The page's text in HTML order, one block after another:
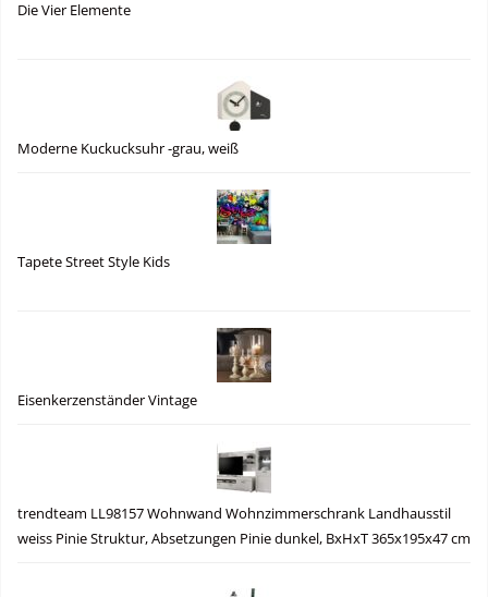
Die Vier Elemente
Moderne Kuckucksuhr -grau, weiß
Tapete Street Style Kids
Eisenkerzenständer Vintage
trendteam LL98157 Wohnwand Wohnzimmerschrank Landhausstil
weiss Pinie Struktur, Absetzungen Pinie dunkel, BxHxT 365x195x47 cm